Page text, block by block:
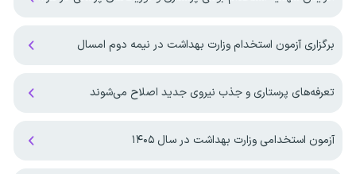
برگزاری آزمون استخدام وزارت بهداشت در نیمه دوم امسال
تعرفه‌های پرستاری و جذب نیروی جدید اصلاح می‌شوند
آزمون استخدامی وزارت بهداشت در سال ۱۴۰۵